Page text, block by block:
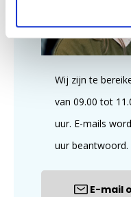
Wij zijn te
van 09.00 tot
uur. E-mails
uur beantwoord.
E-mail